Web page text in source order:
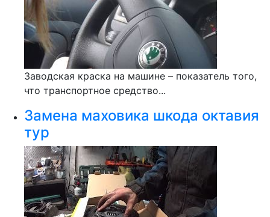
Заводская краска на машине – показатель того,
что транспортное средство...
Замена маховика шкода октавия
тур